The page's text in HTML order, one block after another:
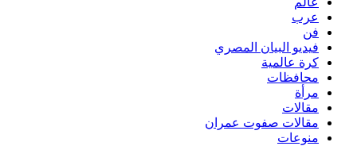
عرب
فن
فيديو البيان المصري
كرة عالمية
محافظات
مرأة
مقالات
مقالات صفوت عمران
منوعات